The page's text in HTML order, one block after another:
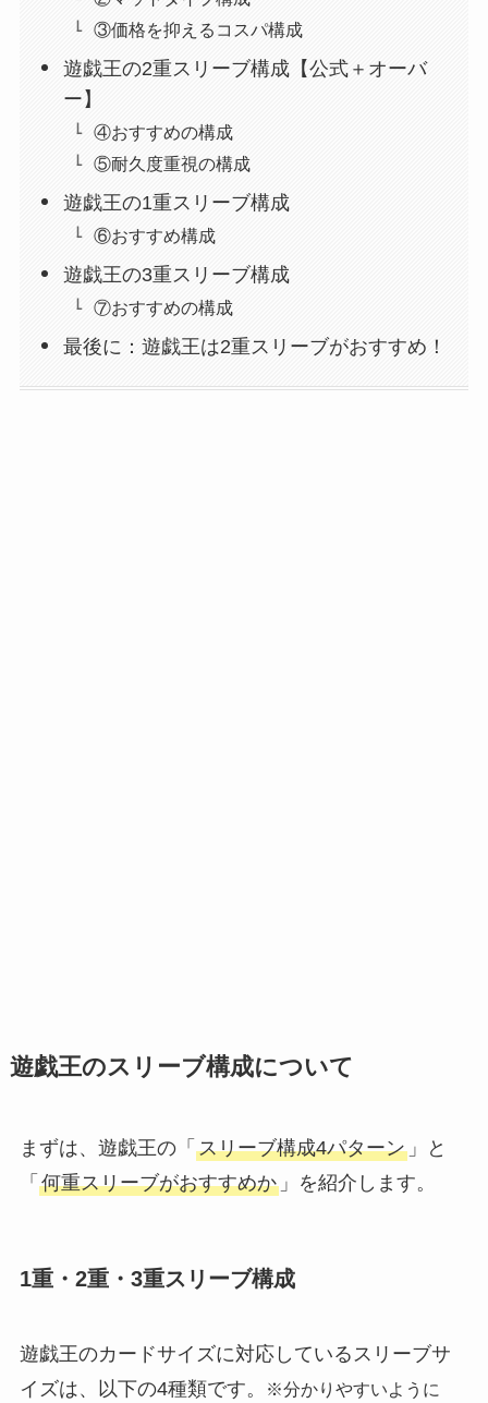
③価格を抑えるコスパ構成
遊戯王の2重スリーブ構成【公式＋オーバ
ー】
④おすすめの構成
⑤耐久度重視の構成
遊戯王の1重スリーブ構成
⑥おすすめ構成
遊戯王の3重スリーブ構成
⑦おすすめの構成
最後に：遊戯王は2重スリーブがおすすめ！
遊戯王のスリーブ構成について
まずは、遊戯王の「 スリーブ構成4パターン」と
「 何重スリーブがおすすめか」を紹介します。
1重・2重・3重スリーブ構成
遊戯王のカードサイズに対応しているスリーブサ
イズは、以下の4種類です。
※分かりやすいように